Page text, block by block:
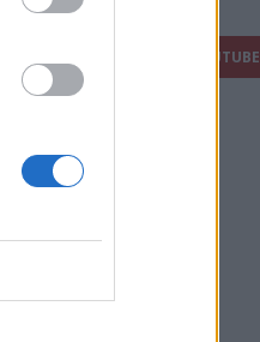
Segui Diario Sportivo:
YOUTUBE